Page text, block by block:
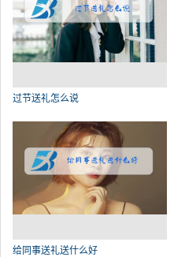
过节送礼怎么说
给同事送礼送什么好